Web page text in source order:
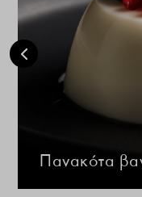
Πανακότα